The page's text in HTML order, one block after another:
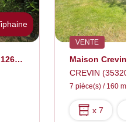
Maison Laille 6 Pièce(s) 126 M2
VENTE
CREVIN (35320)
7 pièce(s) / 160 m²
x 7